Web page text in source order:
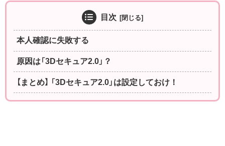
目次
本人確認に失敗する
原因は「3Dセキュア2.0」？
【まとめ】 「3Dセキュア2.0」は設定しておけ！